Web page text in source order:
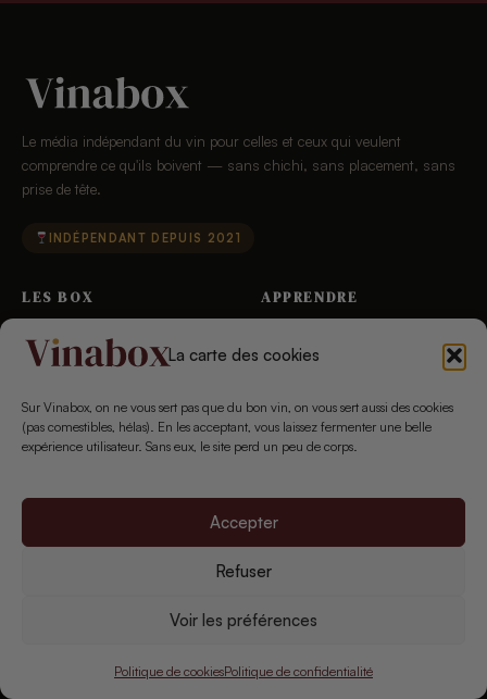
La carte des cookies
Sur Vinabox, on ne vous sert pas que du bon vin, on vous sert aussi des cookies
(pas comestibles, hélas). En les acceptant, vous laissez fermenter une belle
expérience utilisateur. Sans eux, le site perd un peu de corps.
Accepter
Refuser
Voir les préférences
Politique de cookiesPolitique de confidentialité
Le média indépendant du vin pour celles et ceux qui veulent
comprendre ce qu'ils boivent — sans chichi, sans placement, sans
prise de tête.
INDÉPENDANT DEPUIS 2021
LES BOX
Toutes les box
Petit budget
Box cadeau
APPRENDRE
Millésimes
Accords mets-vins